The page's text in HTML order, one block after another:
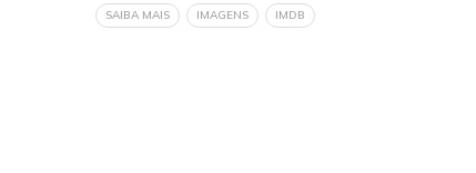
SAIBA MAIS IMAGENS IMDB